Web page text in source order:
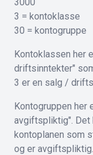
3 = kontoklasse
30 = kontogruppe
Kontoklassen her
driftsinntekter"
3 er en salg /
Kontogruppen her
avgiftspliktig". Det
kontoplanen som
og er